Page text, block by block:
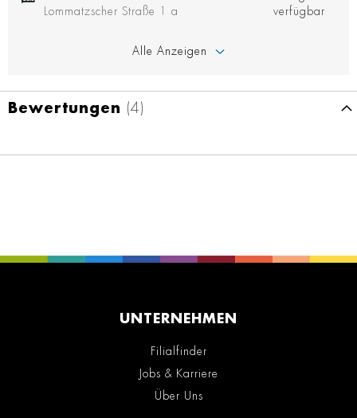
Lommatzscher Straße 1 a
verfügbar
Alle Anzeigen
Bewertungen 4
UNTERNEHMEN
Filialfinder
Jobs & Karriere
Über Uns